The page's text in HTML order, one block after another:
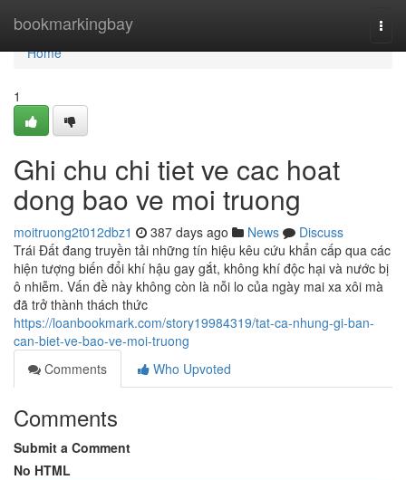
bookmarkingbay
Home
Home
1
Ghi chu chi tiet ve cac hoat
dong bao ve moi truong
moitruong2t012dbz1 387 days ago News
Discuss
Trái Đất đang truyền tải những tín hiệu kêu cứu khẩn cấp qua các
hiện tượng biến đổi khí hậu gay gắt, không khí độc hại và nước bị
ô nhiễm. Vấn đề này không còn là nỗi lo của ngày mai xa xôi mà
đã trở thành thách thức
https://loanbookmark.com/story19984319/tat-ca-nhung-gi-ban-
can-biet-ve-bao-ve-moi-truong
Comments
Who Upvoted
Comments
Submit a Comment
No HTML